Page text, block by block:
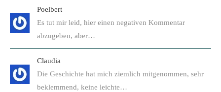
Poelbert
Es tut mir leid, hier einen negativen Kommentar
abzugeben, aber…
Claudia
Die Geschichte hat mich ziemlich mitgenommen, sehr
beklemmend, keine leichte…